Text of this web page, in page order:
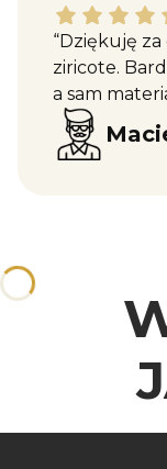
Maciej W. dał
“Dziękuję
ziricote.
a sam